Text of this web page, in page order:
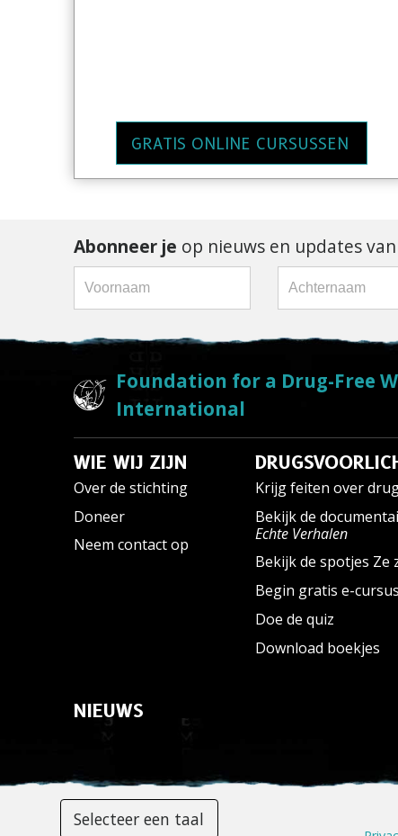
GRATIS ONLINE CURSUSSEN
Abonneer je op nieuws en updates
Foundation for a Drug-Free
International
WIE WIJ ZIJN
Over de stichting
Doneer
Neem contact op
Krijg feiten over
Bekijk de
Echte Verhalen
Bekijk de spotjes Ze
Begin gratis e-
Doe de quiz
Download boekjes
NIEUWS
Selecteer een taal